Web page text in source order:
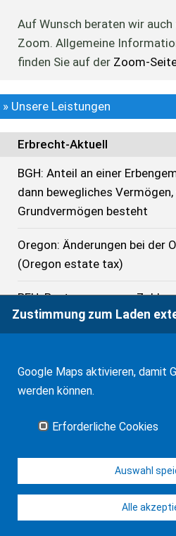
Auf Wunsch beraten wir
Zoom. Allgemeine
finden Sie auf der Zoom-
» Unsere Leistungen
Erbrecht-Aktuell
BGH: Anteil an einer
dann bewegliches
Grundvermögen besteht
Oregon: Änderungen bei der
(Oregon estate tax)
BFH: Besteuerung von
bis 1.1.2025
US-Bundes-
Testaments in der Form des
Alle News
© J-H. Frank, Fachanwalt Erbrecht
Zustimmung zum Laden
Google Maps aktivieren, damit
werden können.
Erforderliche Cookies
Auswahl
Alle